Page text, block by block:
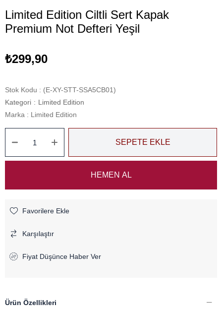
Limited Edition Ciltli Sert Kapak
Premium Not Defteri Yeşil
₺299,90
Stok Kodu
(E-XY-STT-SSA5CB01)
Kategori : Limited Edition
Marka : Limited Edition
Favorilere Ekle
Karşılaştır
Fiyat Düşünce Haber Ver
Ürün Özellikleri